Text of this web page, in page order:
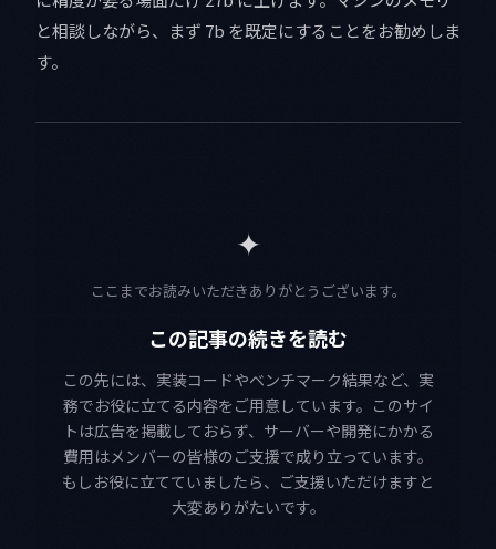
と相談しながら、まず 7b を既定にすることをお勧めしま
す。
✦
ここまでお読みいただきありがとうございます。
この記事の続きを読む
この先には、実装コードやベンチマーク結果など、実
務でお役に立てる内容をご用意しています。このサイ
トは広告を掲載しておらず、サーバーや開発にかかる
費用はメンバーの皆様のご支援で成り立っています。
もしお役に立てていましたら、ご支援いただけますと
大変ありがたいです。